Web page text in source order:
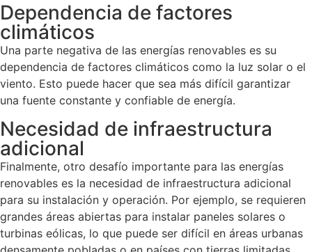
Dependencia de factores
climáticos
Una parte negativa de las energías renovables es su
dependencia de factores climáticos como la luz solar o el
viento. Esto puede hacer que sea más difícil garantizar
una fuente constante y confiable de energía.
Necesidad de infraestructura
adicional
Finalmente, otro desafío importante para las energías
renovables es la necesidad de infraestructura adicional
para su instalación y operación. Por ejemplo, se requieren
grandes áreas abiertas para instalar paneles solares o
turbinas eólicas, lo que puede ser difícil en áreas urbanas